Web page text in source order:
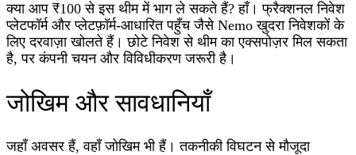
क्या आप ₹100 से इस थीम में भाग ले सकते हैं? हाँ। फ्रैक्शनल निवेश
प्लेटफॉर्म और प्लेटफ़ॉर्म-आधारित पहुँच जैसे Nemo खुदरा निवेशकों के
लिए दरवाज़ा खोलते हैं। छोटे निवेश से थीम का एक्सपोज़र मिल सकता
है, पर कंपनी चयन और विविधीकरण जरूरी है।
जोखिम और सावधानियाँ
जहाँ अवसर हैं, वहाँ जोखिम भी हैं। तकनीकी विघटन से मौजूदा